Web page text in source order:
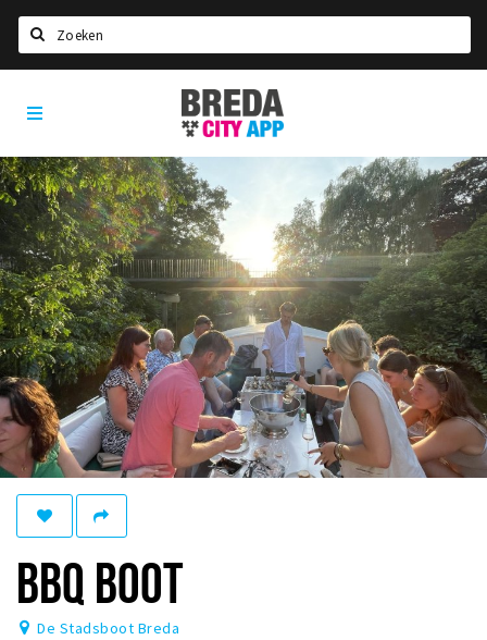
Home
Agenda
Deals
Party pics
Nieuws, interviews & blogs
Eten
Drinken
Slapen
Recreatief
Winkels
Winkelgebieden
Bezienswaardigheden
Breda
City
App
BBQ BOOT
De Stadsboot Breda